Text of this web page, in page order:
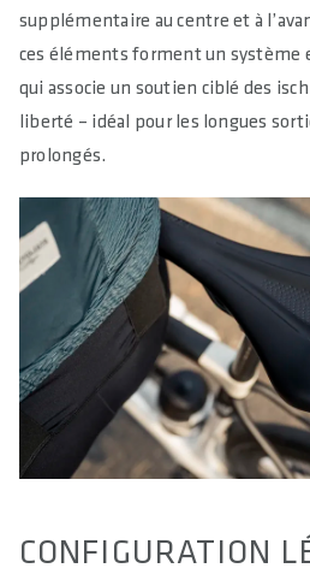
supplémentaire au centre et à
ces éléments forment un système
qui associe un soutien ciblé des
liberté – idéal pour les longues
prolongés.
CONFIGURATION